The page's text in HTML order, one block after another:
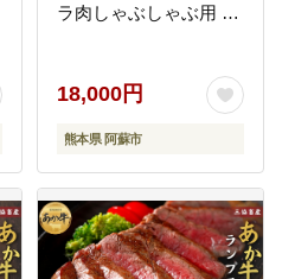
ラ肉しゃぶしゃぶ用 各
肉 精肉 冷凍 便利 おす
すめ 料理 自宅用 贈答
用 お中元 お歳暮 ギフ
ト 熊本県 阿蘇市
18,000円
熊本県 阿蘇市